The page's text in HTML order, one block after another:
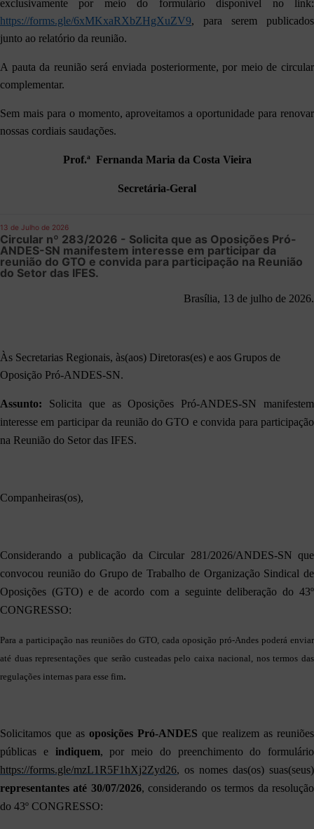
exclusivamente por meio do formulário disponível no link:
https://forms.gle/6xMKxaRXbZHgXuZV9, para serem publicados
junto ao relatório da reunião.
A pauta da reunião será enviada posteriormente, por meio de circular
complementar.
Sem mais para o momento, aproveitamos a oportunidade para renovar
nossas cordiais saudações.
Prof.ª Fernanda Maria da Costa Vieira
Secretária-Geral
13 de Julho de 2026
Circular nº 283/2026 - Solicita que as Oposições Pró-
ANDES-SN manifestem interesse em participar da
reunião do GTO e convida para participação na Reunião
do Setor das IFES.
Brasília, 13 de julho de 2026.
Às Secretarias Regionais, às(aos) Diretoras(es) e aos Grupos de
Oposição Pró-ANDES-SN.
Assunto: Solicita que as Oposições Pró-ANDES-SN manifestem
interesse em participar da reunião do GTO e convida para participação
na Reunião do Setor das IFES.
Companheiras(os),
Considerando a publicação da Circular 281/2026/ANDES-SN que
convocou reunião do Grupo de Trabalho de Organização Sindical de
Oposições (GTO) e de acordo com a seguinte deliberação do 43º
CONGRESSO:
Para a participação nas reuniões do GTO, cada oposição pró-Andes poderá enviar
até duas representações que serão custeadas pelo caixa nacional, nos termos das
regulações internas para esse fim.
Solicitamos que as oposições Pró-ANDES que realizem as reuniões
públicas e indiquem, por meio do preenchimento do formulário
https://forms.gle/mzL1R5F1hXj2Zyd26, os nomes das(os) suas(seus)
representantes até 30/07/2026, considerando os termos da resolução
do 43º CONGRESSO: